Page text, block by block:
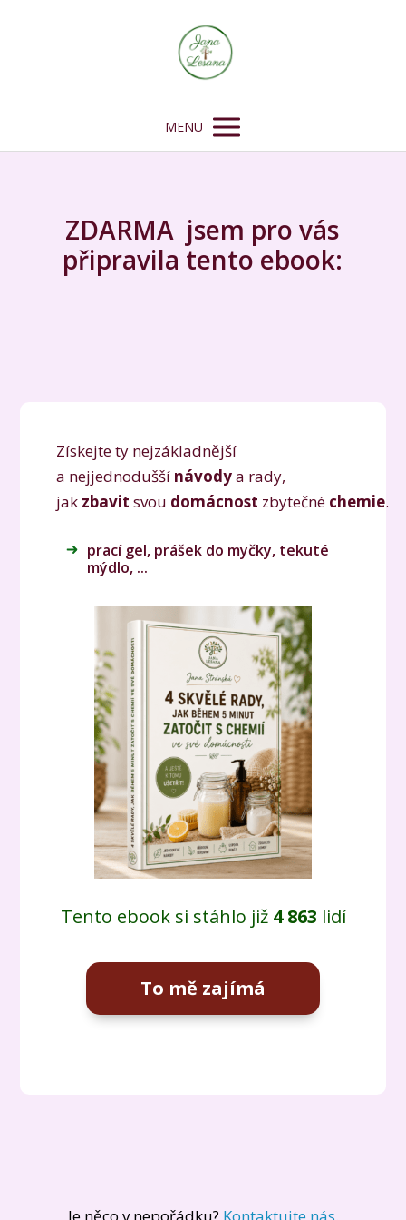
MENU
ZDARMA jsem pro vás
připravila tento ebook:
Získejte ty nejzákladnější
a nejjednodušší návodya rady,
jak zbavit svou domácnost zbytečné chemie.
prací gel, prášek do myčky, tekuté
mýdlo, ...
Tento ebook si stáhlo již 4 863 lidí
To mě zajímá